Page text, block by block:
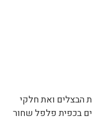
הבצלים ואת חלקי
בכפית פלפל שחור